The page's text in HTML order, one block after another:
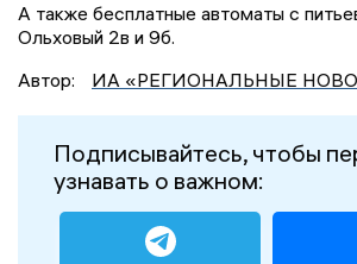
А также бесплатные автоматы с
Ольховый 2в и 9б.
Автор:
ИА «РЕГИОНАЛЬНЫЕ
Подписывайтесь, чтобы
узнавать о важном: